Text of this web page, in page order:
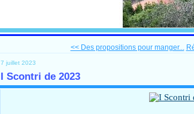
<< Des propositions pour manger...
7 juillet 2023
I Scontri de 2023